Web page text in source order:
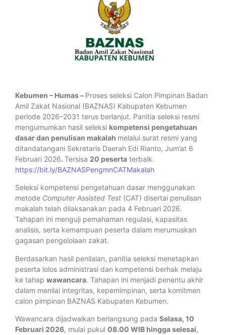
Kebumen – Humas – Proses seleksi Calon Pimpinan Badan
Amil Zakat Nasional (BAZNAS) Kabupaten Kebumen
periode 2026–2031 terus berlanjut. Panitia seleksi resmi
mengumumkan hasil seleksi kompetensi pengetahuan
dasar dan penulisan makalah melalui surat resmi yang
ditandatangani Sekretaris Daerah Edi Rianto, Jum’at 6
Februari 2026. Tersisa 20 peserta terbaik.
https://bit.ly/BAZNASPengmnCATMakalah
Seleksi kompetensi pengetahuan dasar menggunakan
metode Computer Assisted Test (CAT) disertai penulisan
makalah telah dilaksanakan pada 4 Februari 2026.
Tahapan ini menguji pemahaman regulasi, kapasitas
analisis, serta kemampuan peserta dalam merumuskan
gagasan pengelolaan zakat.
Berdasarkan hasil penilaian, panitia seleksi menetapkan
peserta lolos administrasi dan kompetensi berhak melaju
ke tahap wawancara. Tahapan ini menjadi penentu akhir
dalam menilai integritas, kepemimpinan, serta komitmen
calon pimpinan BAZNAS Kabupaten Kebumen.
Wawancara dijadwalkan berlangsung pada Selasa, 10
Februari 2026, mulai pukul 08.00 WIB hingga selesai,